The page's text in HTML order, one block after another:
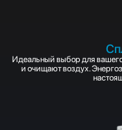
Идеальный выбор для
и очищают воздух.